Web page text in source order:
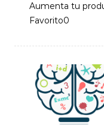
Aumenta tu
Favorito0